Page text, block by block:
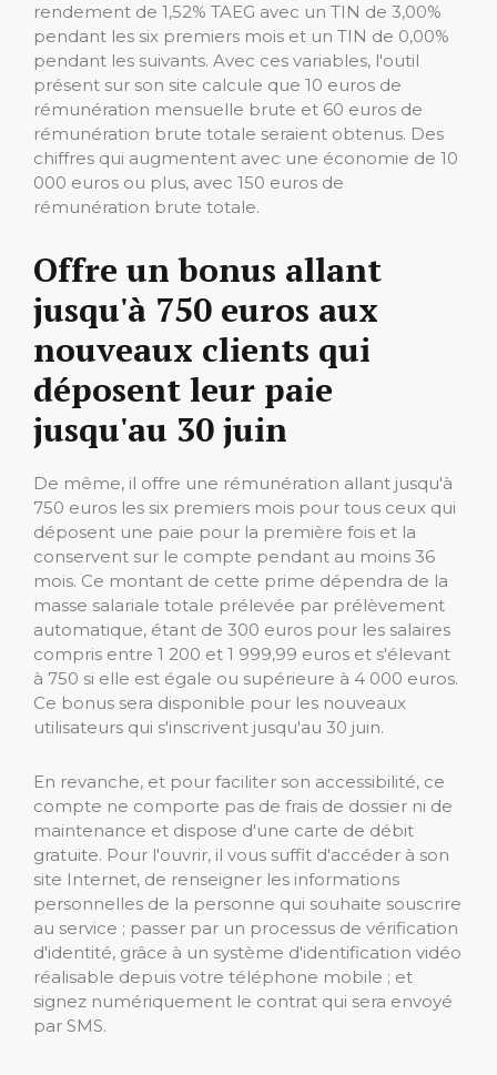
rendement de 1,52% TAEG avec un TIN de 3,00%
pendant les six premiers mois et un TIN de 0,00%
pendant les suivants. Avec ces variables, l'outil
présent sur son site calcule que 10 euros de
rémunération mensuelle brute et 60 euros de
rémunération brute totale seraient obtenus. Des
chiffres qui augmentent avec une économie de 10
000 euros ou plus, avec 150 euros de
rémunération brute totale.
Offre un bonus allant
jusqu'à 750 euros aux
nouveaux clients qui
déposent leur paie
jusqu'au 30 juin
De même, il offre une rémunération allant jusqu'à
750 euros les six premiers mois pour tous ceux qui
déposent une paie pour la première fois et la
conservent sur le compte pendant au moins 36
mois. Ce montant de cette prime dépendra de la
masse salariale totale prélevée par prélèvement
automatique, étant de 300 euros pour les salaires
compris entre 1 200 et 1 999,99 euros et s'élevant
à 750 si elle est égale ou supérieure à 4 000 euros.
Ce bonus sera disponible pour les nouveaux
utilisateurs qui s'inscrivent jusqu'au 30 juin.
En revanche, et pour faciliter son accessibilité, ce
compte ne comporte pas de frais de dossier ni de
maintenance et dispose d'une carte de débit
gratuite. Pour l'ouvrir, il vous suffit d'accéder à son
site Internet, de renseigner les informations
personnelles de la personne qui souhaite souscrire
au service ; passer par un processus de vérification
d'identité, grâce à un système d'identification vidéo
réalisable depuis votre téléphone mobile ; et
signez numériquement le contrat qui sera envoyé
par SMS.